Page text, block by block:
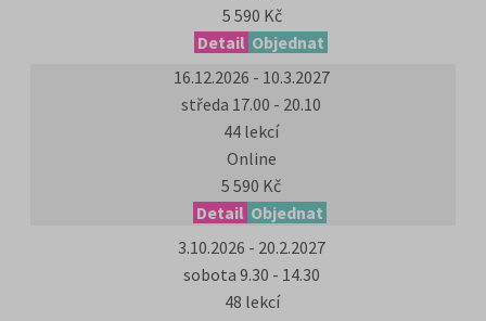
5 590 Kč
Detail Objednat
16.12.2026 - 10.3.2027
středa 17.00 - 20.10
44 lekcí
Online
5 590 Kč
Detail Objednat
3.10.2026 - 20.2.2027
sobota 9.30 - 14.30
48 lekcí